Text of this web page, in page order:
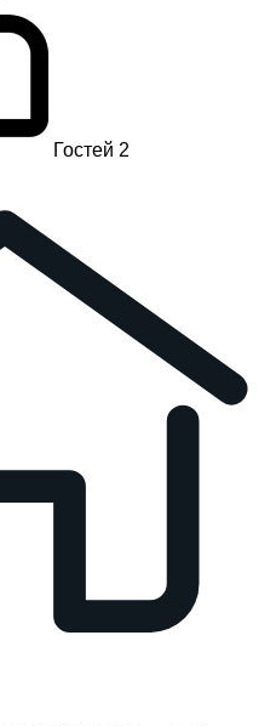
Гостей 2